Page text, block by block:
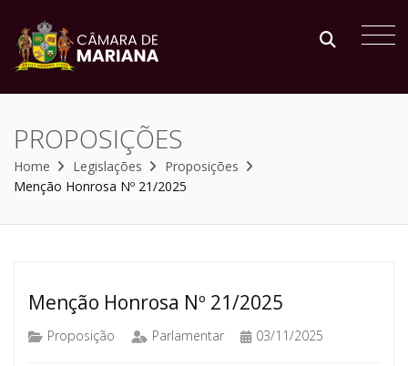
PROPOSIÇÕES
Home Legislações
Proposições
Menção Honrosa Nº 21/2025
Menção Honrosa Nº 21/2025
Proposição Parlamentar 03/11/2025